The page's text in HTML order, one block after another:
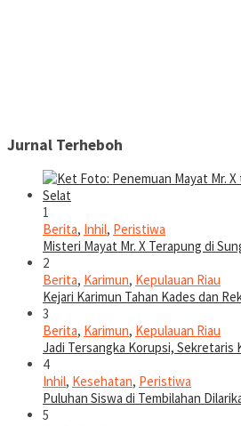
Jurnal Terheboh
1
Berita, Inhil, Peristiwa
Misteri Mayat Mr. X Terapung di
2
Berita, Karimun, Kepulauan Riau
Kejari Karimun Tahan Kades dan
3
Berita, Karimun, Kepulauan Riau
Jadi Tersangka Korupsi, Sekretaris
4
Inhil, Kesehatan, Peristiwa
Puluhan Siswa di Tembilahan
5